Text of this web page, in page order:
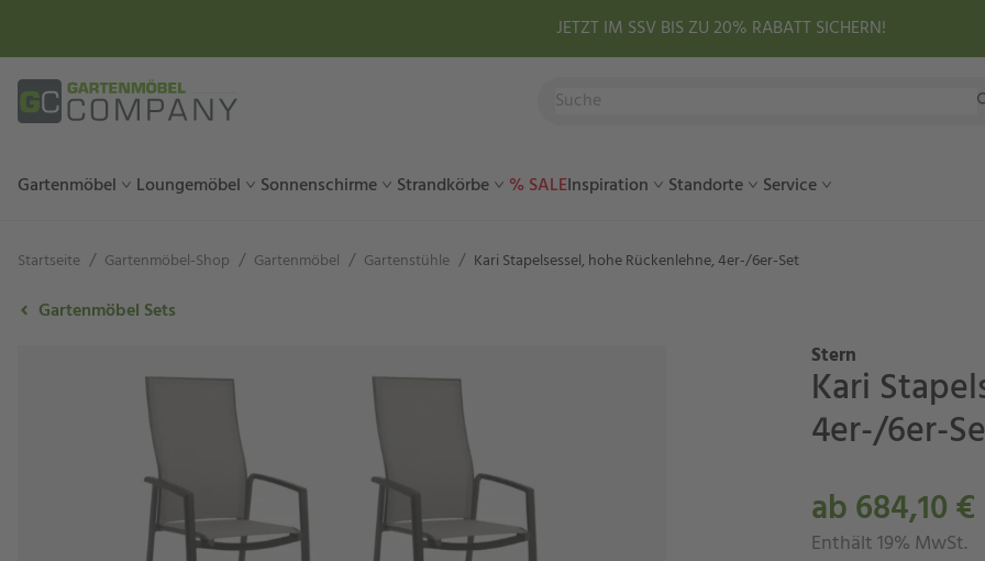
JETZT IM SSV BIS ZU 20% RABATT SICHERN!
Gartenmöbel Loungemöbel Sonnenschirme Strandkörbe % SALEInspiration Standorte Service
Startseite / Gartenmöbel-Shop / Gartenmöbel / Gartenstühle / Kari Stapelsessel, hohe Rückenlehne, 4er-/6er-Set
Gartenmöbel Sets
Stern
Kari
4er-/6er-
ab 684,10 €
Enthält 19% MwSt.